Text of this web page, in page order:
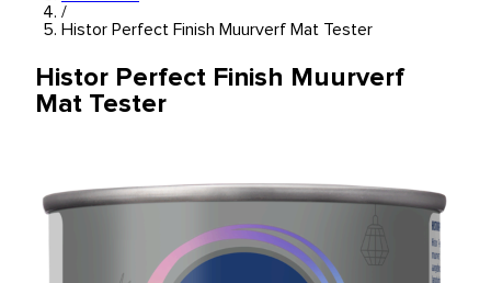
/
Histor Perfect Finish Muurverf Mat Tester
Histor Perfect Finish Muurverf
Mat Tester